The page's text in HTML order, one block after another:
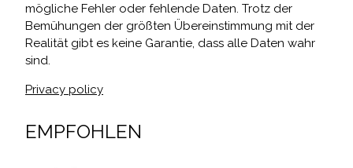
mögliche Fehler oder fehlende Daten. Trotz der
Bemühungen der größten Übereinstimmung mit der
Realität gibt es keine Garantie, dass alle Daten wahr
sind.
Privacy policy
EMPFOHLEN